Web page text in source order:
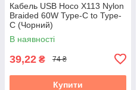
Кабель USB Hoco X113 Nylon
Braided 60W Type-C to Type-
C (Чорний)
В наявності
39,22 ₴ 74 ₴
Купити